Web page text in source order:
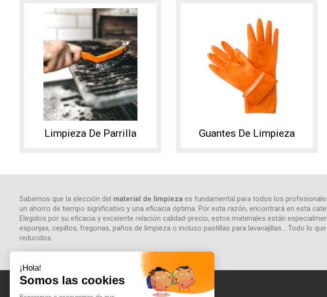
Limpieza De Parrilla Guantes De Limpieza
Sabemos que la elección del material de limpieza es fundamental para todos los
un ahorro de tiempo significativo y una eficacia óptima. Por esta razón, encontrará en esta
Elegidos por su eficacia y excelente relación calidad-precio, estos materiales están
esponjas, cepillos, fregonas, paños de limpieza o incluso pastillas para lavavajillas... Todo lo
reducidos.